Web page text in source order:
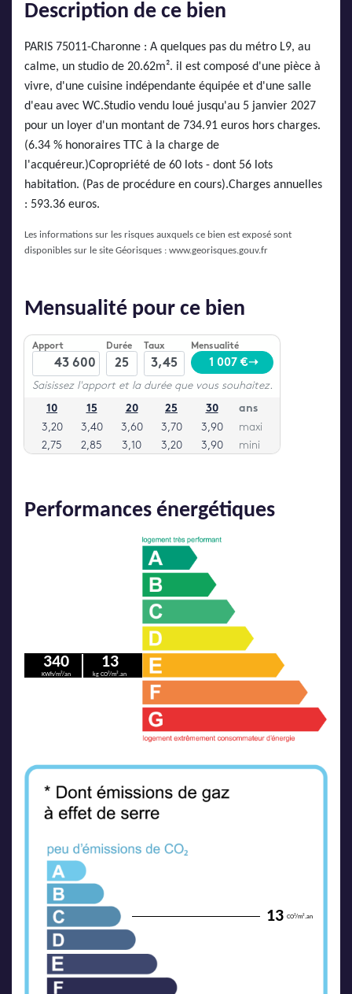
Description de ce bien
PARIS 75011-Charonne : A quelques pas du métro L9, au
calme, un studio de 20.62m². il est composé d'une pièce à
vivre, d'une cuisine indépendante équipée et d'une salle
d'eau avec WC.Studio vendu loué jusqu'au 5 janvier 2027
pour un loyer d'un montant de 734.91 euros hors charges.
(6.34 % honoraires TTC à la charge de
l'acquéreur.)Copropriété de 60 lots - dont 56 lots
habitation. (Pas de procédure en cours).Charges annuelles
: 593.36 euros.
Les informations sur les risques auxquels ce bien est exposé sont
disponibles sur le site Géorisques : www.georisques.gouv.fr
Performances énergétiques
340
KWh/m²/an
13
kg CO²/m².an
13 CO²/m².an
Mensualité pour ce bien